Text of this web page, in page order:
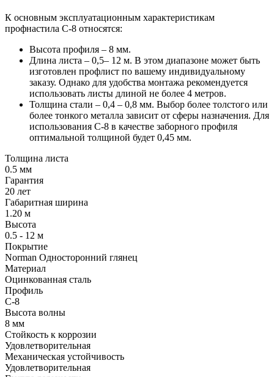
К основным эксплуатационным характеристикам
профнастила С-8 относятся:
Высота профиля – 8 мм.
Длина листа – 0,5– 12 м. В этом диапазоне может быть
изготовлен профлист по вашему индивидуальному
заказу. Однако для удобства монтажа рекомендуется
использовать листы длиной не более 4 метров.
Толщина стали – 0,4 – 0,8 мм. Выбор более толстого или
более тонкого металла зависит от сферы назначения. Для
использования С-8 в качестве заборного профиля
оптимальной толщиной будет 0,45 мм.
Толщина листа
0.5 мм
Гарантия
20 лет
Габаритная ширина
1.20 м
Высота
0.5 - 12 м
Покрытие
Norman Односторонний глянец
Материал
Оцинкованная сталь
Профиль
С-8
Высота волны
8 мм
Стойкость к коррозии
Удовлетворительная
Механическая устойчивость
Удовлетворительная